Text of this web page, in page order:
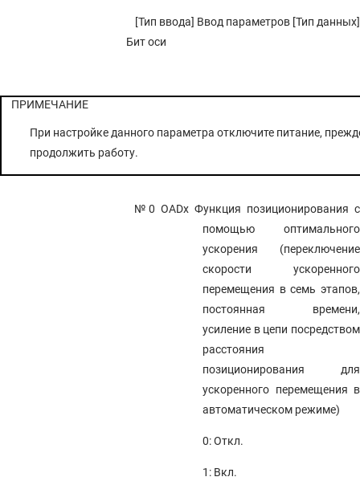
[Тип ввода] Ввод параметров [Тип данных]
Бит оси
ПРИМЕЧАНИЕ
При настройке данного параметра отключите питание,
продолжить работу.
№0 OADx Функция позиционирования с
помощью оптимального
ускорения (переключение
скорости ускоренного
перемещения в семь этапов,
постоянная времени,
усиление в цепи посредством
расстояния
позиционирования для
ускоренного перемещения в
автоматическом режиме)
0: Откл.
1: Вкл.